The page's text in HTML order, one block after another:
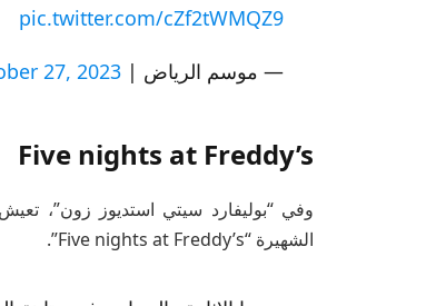
pic.twitter.com/cZf2tWMQZ9
— موسم الرياض | Riyadh Season (@RiyadhSeason) 27, 2023
Five nights at Freddy’s
وفي “بوليفارد سيتي استديوز زون”،
الشهيرة “Five nights at Freddy’s”.